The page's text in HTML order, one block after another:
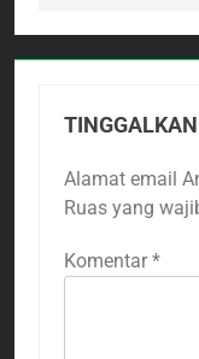
Alamat email
Ruas yang
Komentar *